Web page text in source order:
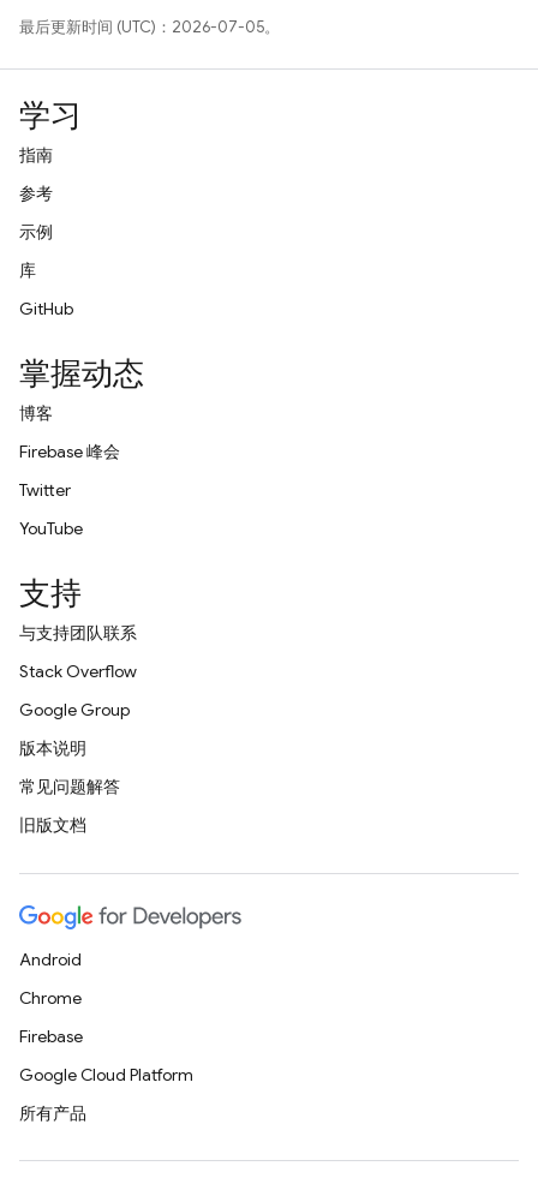
最后更新时间 (UTC)：2026-07-05。
学习
指南
参考
示例
库
GitHub
掌握动态
博客
Firebase 峰会
Twitter
YouTube
支持
与支持团队联系
Stack Overflow
Google Group
版本说明
常见问题解答
旧版文档
Android
Chrome
Firebase
Google Cloud Platform
所有产品